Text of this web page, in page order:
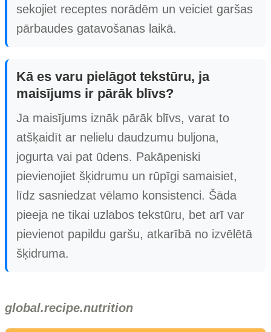
sekojiet receptes norādēm un veiciet garšas
pārbaudes gatavošanas laikā.
Kā es varu pielāgot tekstūru, ja
maisījums ir pārāk blīvs?
Ja maisījums iznāk pārāk blīvs, varat to
atšķaidīt ar nelielu daudzumu buljona,
jogurta vai pat ūdens. Pakāpeniski
pievienojiet šķidrumu un rūpīgi samaisiet,
līdz sasniedzat vēlamo konsistenci. Šāda
pieeja ne tikai uzlabos tekstūru, bet arī var
pievienot papildu garšu, atkarībā no izvēlētā
šķidruma.
global.recipe.nutrition